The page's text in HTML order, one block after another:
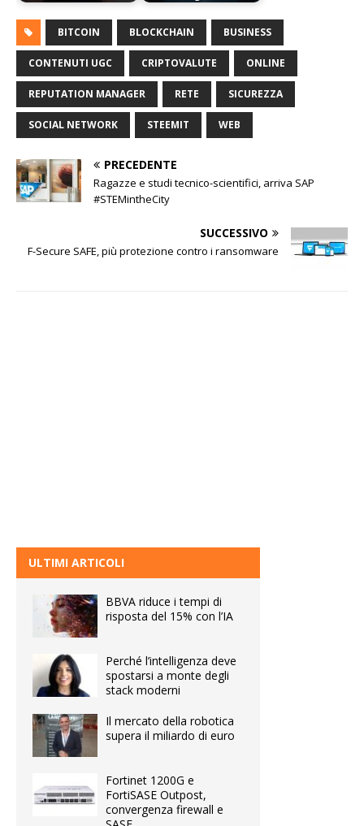
BITCOIN BLOCKCHAIN BUSINESS
CONTENUTI UGC CRIPTOVALUTE ONLINE
REPUTATION MANAGER RETE SICUREZZA
SOCIAL NETWORK STEEMIT WEB
PRECEDENTE
Ragazze e studi tecnico-scientifici, arriva SAP
#STEMintheCity
SUCCESSIVO
F-Secure SAFE, più protezione contro i ransomware
ULTIMI ARTICOLI
BBVA riduce i tempi di
risposta del 15% con l’IA
Perché l’intelligenza deve
spostarsi a monte degli
stack moderni
Il mercato della robotica
supera il miliardo di euro
Fortinet 1200G e
FortiSASE Outpost,
convergenza firewall e